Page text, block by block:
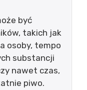
być
takich jak
osoby, tempo
substancji
nawet czas,
piwo.